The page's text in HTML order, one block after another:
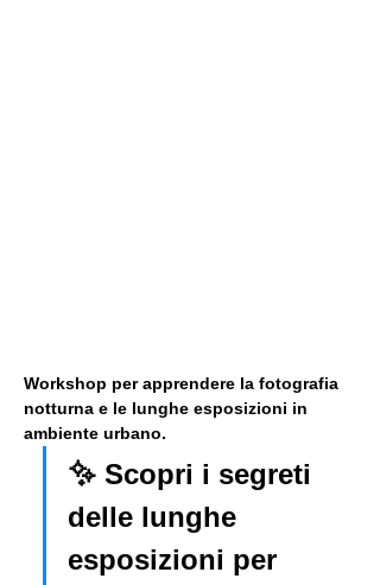
Workshop per apprendere la fotografia
notturna e le lunghe esposizioni in
ambiente urbano.
✨ Scopri i segreti
delle lunghe
esposizioni per